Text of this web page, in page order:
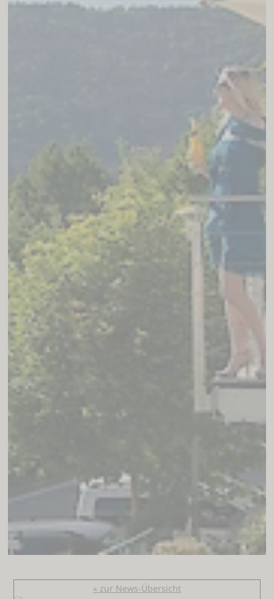
« zur News-Übersicht